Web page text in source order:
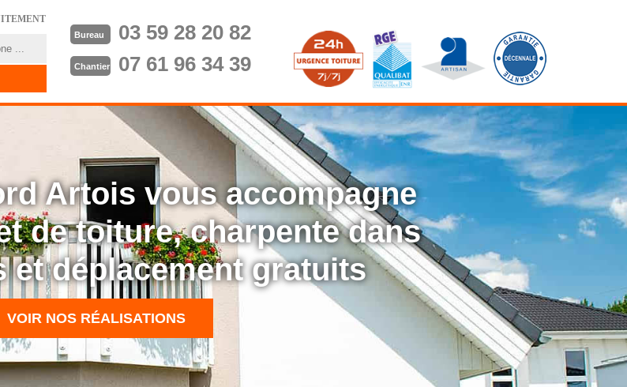
Bureau 03 59 28 20 82
Chantier 07 61 96 34 39
Artois vous accompagne
de toiture, charpente dans
et déplacement gratuits
VOIR NOS RÉALISATIONS